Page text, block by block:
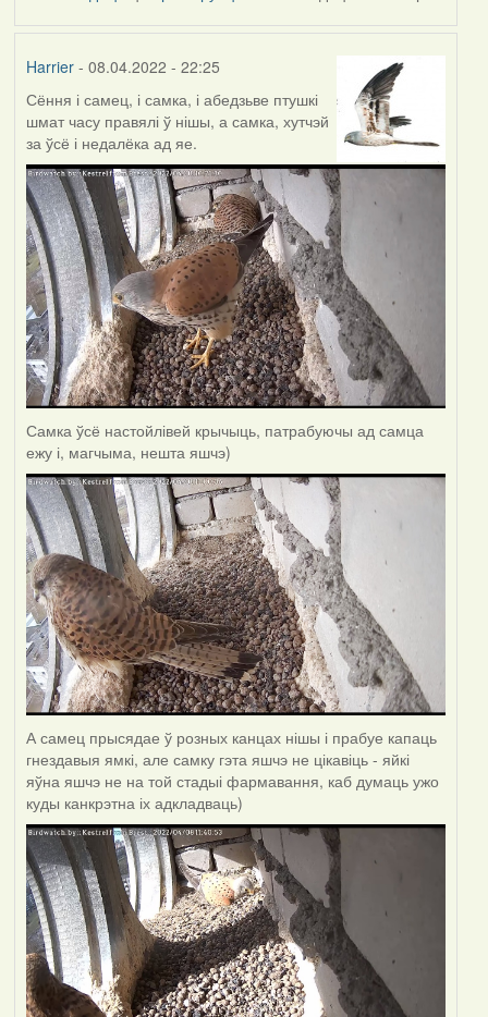
Harrier- 08.04.2022 - 22:25
Сёння і самец, і самка, і абедзьве птушкі
шмат часу правялі ў нішы, а самка, хутчэй
за ўсё і недалёка ад яе.
Самка ўсё настойлівей крычыць, патрабуючы ад самца
ежу і, магчыма, нешта яшчэ)
А самец прысядае ў розных канцах нішы і прабуе капаць
гнездавыя ямкі, але самку гэта яшчэ не цікавіць - яйкі
яўна яшчэ не на той стадыі фармавання, каб думаць ужо
куды канкрэтна іх адкладваць)